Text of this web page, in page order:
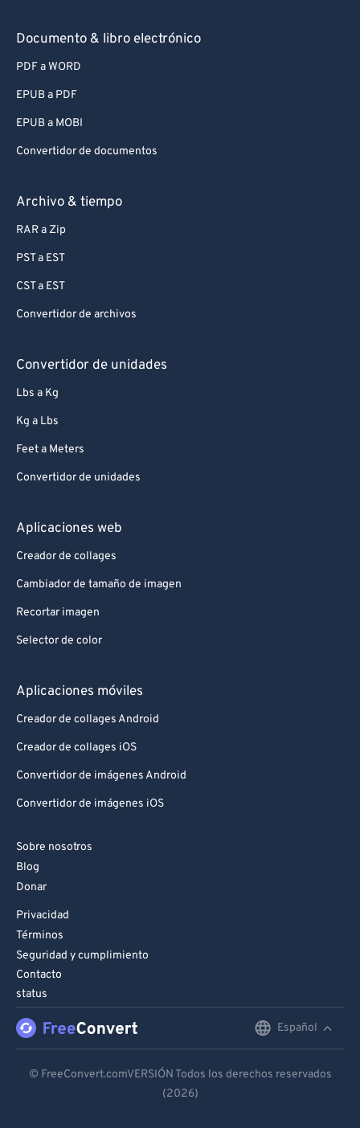
Documento & libro electrónico
PDF a WORD
EPUB a PDF
EPUB a MOBI
Convertidor de documentos
Archivo & tiempo
RAR a Zip
PST a EST
CST a EST
Convertidor de archivos
Convertidor de unidades
Lbs a Kg
Kg a Lbs
Feet a Meters
Convertidor de unidades
Aplicaciones web
Creador de collages
Cambiador de tamaño de imagen
Recortar imagen
Selector de color
Aplicaciones móviles
Creador de collages Android
Creador de collages iOS
Convertidor de imágenes Android
Convertidor de imágenes iOS
Sobre nosotros
Blog
Donar
Privacidad
Términos
Seguridad y cumplimiento
Contacto
status
Español
Español
© FreeConvert.comVERSIÓN Todos los derechos reservados
(2026)